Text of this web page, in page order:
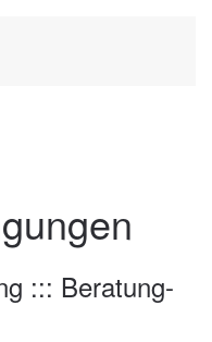
::: Beratung-